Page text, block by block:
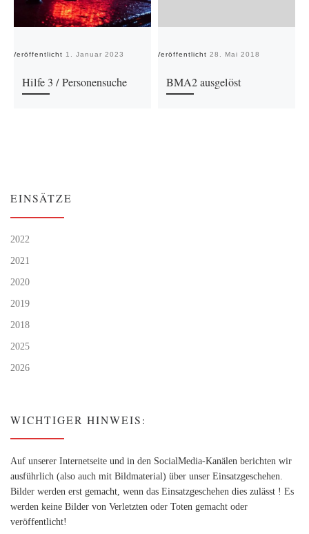
Veröffentlicht 1. Januar 2023
Hilfe 3 / Personensuche
Veröffentlicht 28. Mai 2018
BMA2 ausgelöst
EINSÄTZE
2022
2021
2020
2019
2018
2025
2026
WICHTIGER HINWEIS:
Auf unserer Internetseite und in den SocialMedia-Kanälen berichten wir
ausführlich (also auch mit Bildmaterial) über unser Einsatzgeschehen.
Bilder werden erst gemacht, wenn das Einsatzgeschehen dies zulässt ! Es
werden keine Bilder von Verletzten oder Toten gemacht oder
veröffentlicht!